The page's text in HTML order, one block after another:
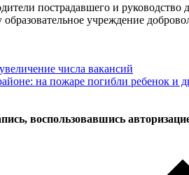
пострадавшего и руководство
учреждение
числа вакансий
на пожаре погибли ребенок и
воспользовавшись